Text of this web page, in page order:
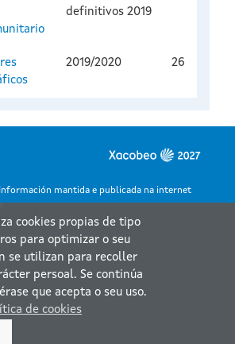
definitivos 2019
2019/2020 26
mantida e publicada na internet
cookies propias de tipo
para optimizar o seu
se utilizan para recoller
persoal. Se continúa
que acepta o seu uso.
de cookies